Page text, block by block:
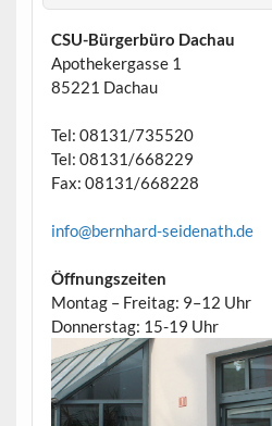
CSU-Bürgerbüro Dachau
Apothekergasse 1
85221 Dachau
Tel: 08131/735520
Tel: 08131/668229
Fax: 08131/668228
info@bernhard-seidenath.de
Öffnungszeiten
Montag – Freitag: 9–12 Uhr
Donnerstag: 15-19 Uhr